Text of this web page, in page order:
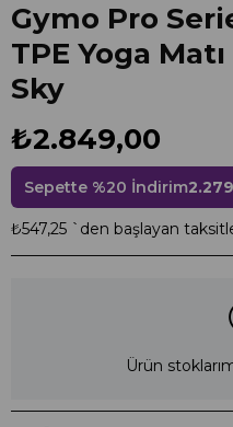
Gymo Pro
TPE Yoga
Sky
₺2.849,00
Sepette %20 İndirim
₺547,25 `den başlayan
Ürün